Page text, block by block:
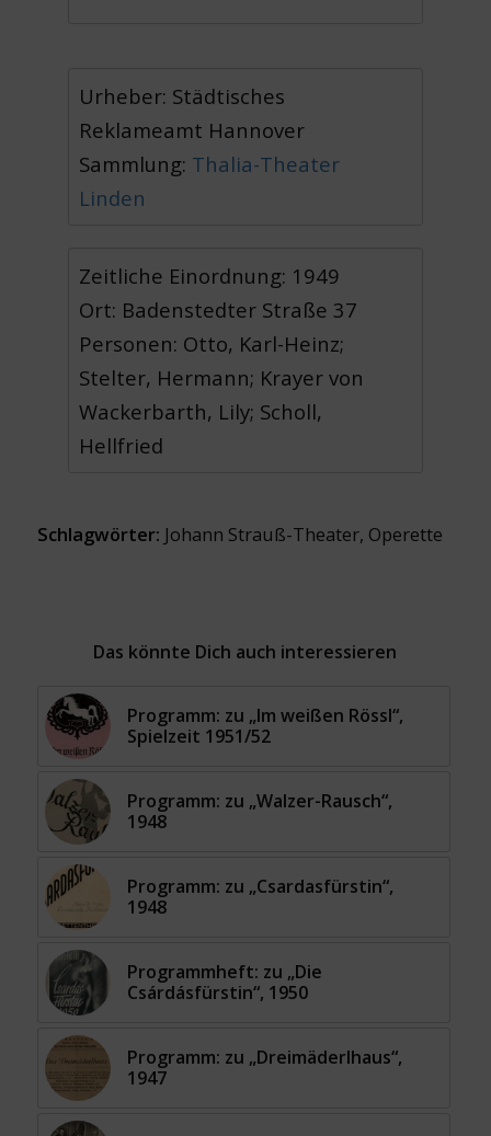
Urheber: Städtisches
Reklameamt Hannover
Sammlung: Thalia-Theater
Linden
Zeitliche Einordnung: 1949
Ort: Badenstedter Straße 37
Personen: Otto, Karl-Heinz;
Stelter, Hermann; Krayer von
Wackerbarth, Lily; Scholl,
Hellfried
Schlagwörter: Johann Strauß-Theater, Operette
Das könnte Dich auch interessieren
Programm: zu „Im weißen Rössl“,
Spielzeit 1951/52
Programm: zu „Walzer-Rausch“,
1948
Programm: zu „Csardasfürstin“,
1948
Programmheft: zu „Die
Csárdásfürstin“, 1950
Programm: zu „Dreimäderlhaus“,
1947